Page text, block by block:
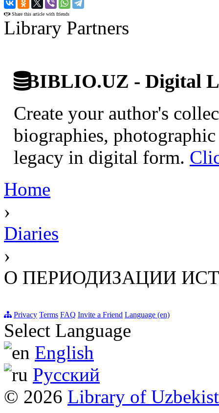
Share this article with friends
Library Partners
BIBLIO.UZ - Digital
Create your author's
biographies,
legacy in digital form.
Home
›
Diaries
›
О ПЕРИОДИЗАЦИИ
Privacy Terms FAQ Invite a Friend Language (en)
Select Language
English
Русский
© 2026 Library of